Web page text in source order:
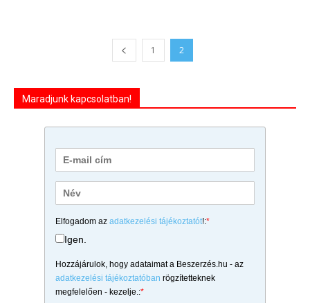
1 2
Maradjunk kapcsolatban!
Elfogadom az adatkezelési tájékoztatót!:*
Igen.
Hozzájárulok, hogy adataimat a Beszerzés.hu - az
adatkezelési tájékoztatóban rögzítetteknek
megfelelően - kezelje.:*